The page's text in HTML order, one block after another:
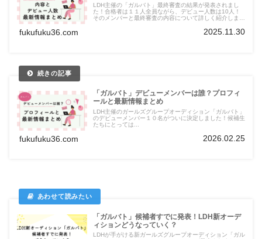
LDH主催の「ガルバト」最終審査の結果が発表されまし
た！合格者は１１人全員ながら、デビュー人数は10人！
そのメンバーと最終審査の内容について詳しく紹介しま
fukufuku36.com 2025.11.30
「ガルバト」デビューメンバーは誰？プロフィ
ールと最新情報まとめ
LDH主催のガールズグループオーディション「ガルバト」
のデビューメンバー１０名がついに決定しました！候補生
たちにとっては...
fukufuku36.com 2026.02.25
「ガルバト」候補者すでに発表！LDH新オーデ
ィションどうなっていく？
LDHが手がける新ガールズグループオーディション「ガル